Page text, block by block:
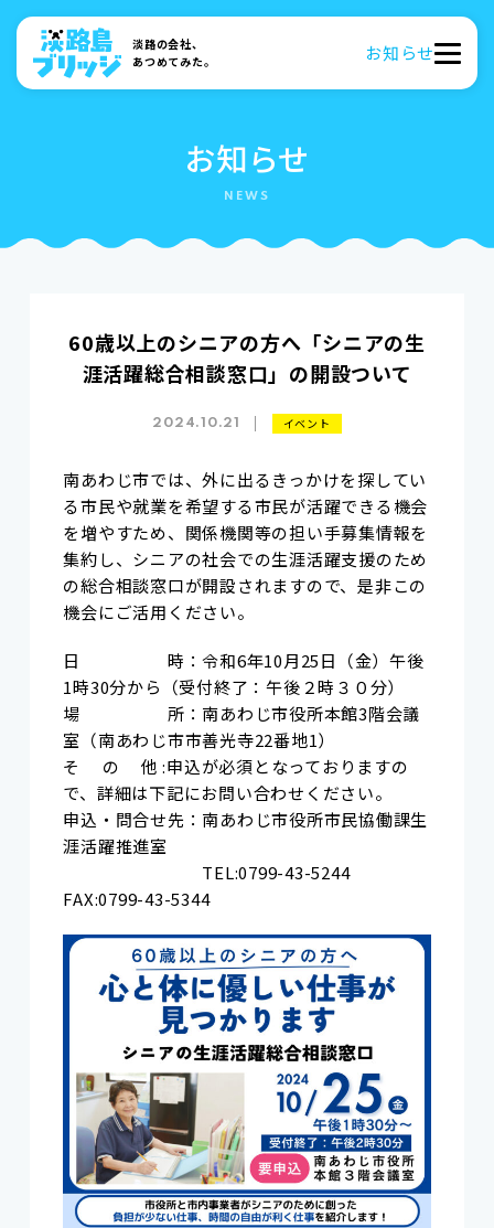
淡路の会社、
あつめてみた。
お知らせ
お知らせ
60歳以上のシニアの方へ「シニアの生
涯活躍総合相談窓口」の開設ついて
2024.10.21 イベント
南あわじ市では、外に出るきっかけを探してい
る市民や就業を希望する市民が活躍できる機会
を増やすため、関係機関等の担い手募集情報を
集約し、シニアの社会での生涯活躍支援のため
の総合相談窓口が開設されますので、是非この
機会にご活用ください。
日 時：令和6年10月25日（金）午後
1時30分から（受付終了：午後２時３０分）
場 所：南あわじ市役所本館3階会議
室（南あわじ市市善光寺22番地1）
そ の 他 :申込が必須となっておりますの
で、詳細は下記にお問い合わせください。
申込・問合せ先：南あわじ市役所市民協働課生
涯活躍推進室
TEL:0799-43-5244
FAX:0799-43-5344